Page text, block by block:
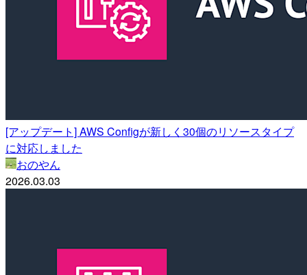
[アップデート] AWS Configが新しく30個のリソースタイプ
に対応しました
おのやん
2026.03.03